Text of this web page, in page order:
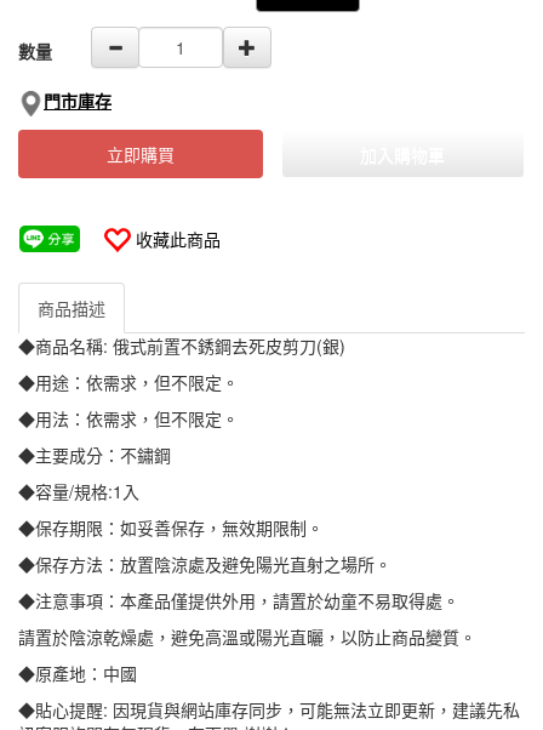
數量
門市庫存
立即購買
收藏此商品
商品描述
◆商品名稱: 俄式前置不銹鋼去死皮剪刀(銀)
◆用途：依需求，但不限定。
◆用法：依需求，但不限定。
◆主要成分：不鏽鋼
◆容量/規格:1入
◆保存期限：如妥善保存，無效期限制。
◆保存方法：放置陰涼處及避免陽光直射之場所。
◆注意事項：本產品僅提供外用，請置於幼童不易取得處。
請置於陰涼乾燥處，避免高溫或陽光直曬，以防止商品變質。
◆原產地：中國
◆貼心提醒: 因現貨與網站庫存同步，可能無法立即更新，建議先私